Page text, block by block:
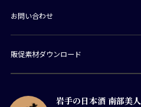
岩手の日本酒 南部美人
お問い合わせ
販促素材ダウンロード